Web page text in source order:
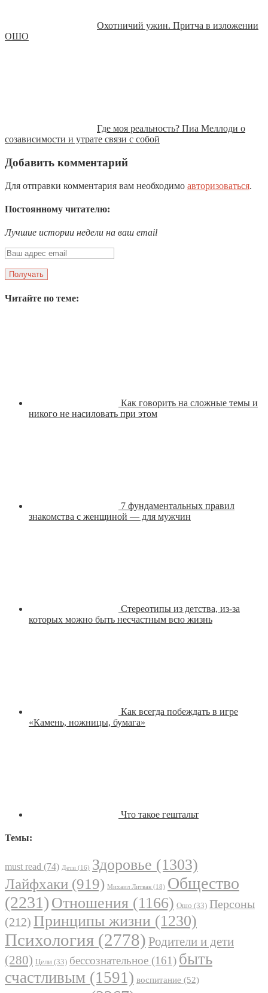
Охотничий ужин. Притча в изложении
ОШО
Где моя реальность? Пиа Меллоди о
созависимости и утрате связи с собой
Добавить комментарий
Для отправки комментария вам необходимо авторизоваться.
Постоянному читателю:
Лучшие истории недели на ваш email
Читайте по теме:
Как говорить на сложные темы и
никого не насиловать при этом
7 фундаментальных правил
знакомства с женщиной — для мужчин
Стереотипы из детства, из-за
которых можно быть несчастным всю жизнь
Как всегда побеждать в игре
«Камень, ножницы, бумага»
Что такое гештальт
Темы:
must read (74) Дети (16) Здоровье (1303)
Лайфхаки (919) Михаил Литвак (18) Общество
(2231) Отношения (1166) Ошо (33) Персоны
(212) Принципы жизни (1230)
Психология (2778) Родители и дети
(280) Цели (33) бессознательное (161) быть
счастливым (1591) воспитание (52)